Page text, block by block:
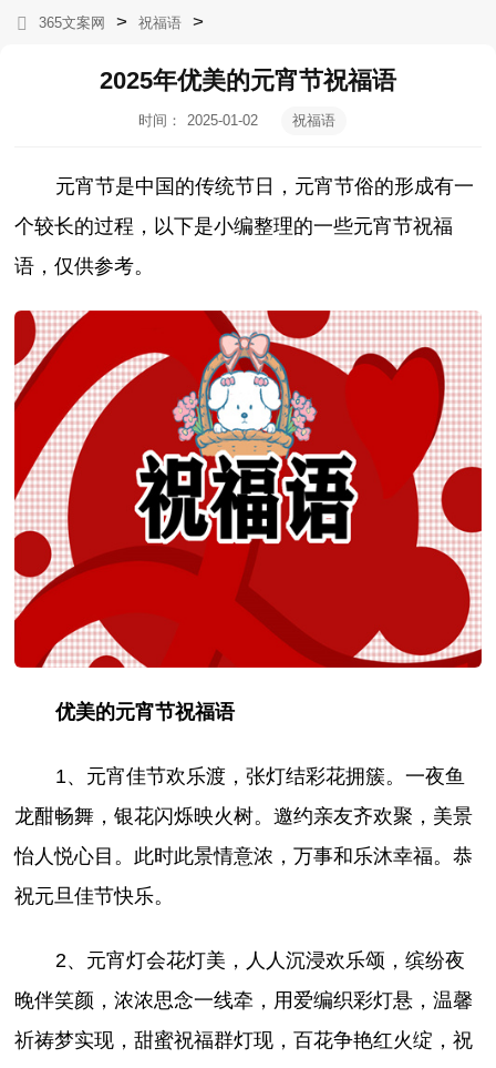
365文案网 > 祝福语 >
2025年优美的元宵节祝福语
时间：
2025-01-02
祝福语
元宵节是中国的传统节日，元宵节俗的形成有一
个较长的过程，以下是小编整理的一些元宵节祝福
语，仅供参考。
优美的元宵节祝福语
1、元宵佳节欢乐渡，张灯结彩花拥簇。一夜鱼
龙酣畅舞，银花闪烁映火树。邀约亲友齐欢聚，美景
怡人悦心目。此时此景情意浓，万事和乐沐幸福。恭
祝元旦佳节快乐。
2、元宵灯会花灯美，人人沉浸欢乐颂，缤纷夜
晚伴笑颜，浓浓思念一线牵，用爱编织彩灯悬，温馨
祈祷梦实现，甜蜜祝福群灯现，百花争艳红火绽，祝